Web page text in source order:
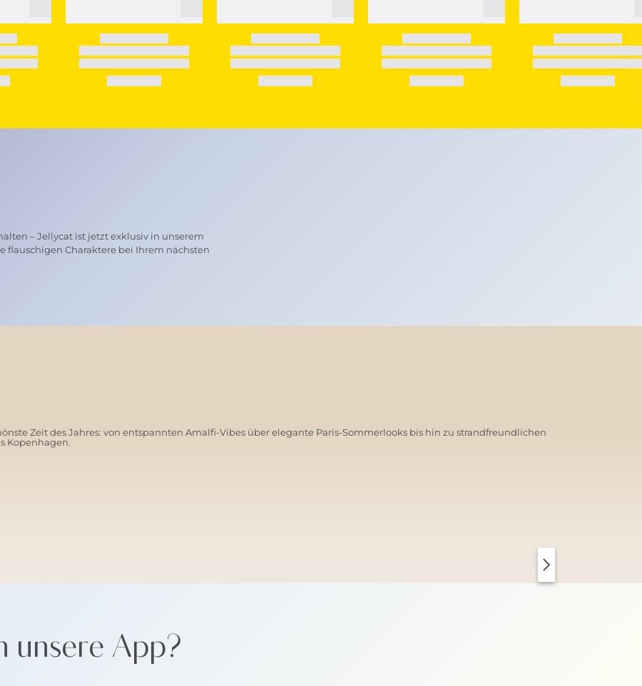
– Jellycat ist jetzt exklusiv in unserem
flauschigen Charaktere bei Ihrem nächsten
Zeit des Jahres: von entspannten Amalfi-Vibes über elegante Paris-Sommerlooks bis hin zu strandfreundlichen
Kopenhagen.
unsere App?